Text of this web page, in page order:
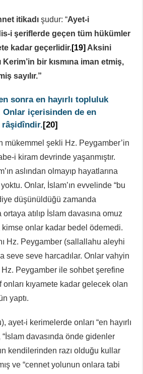
itikadı şudur: “Ayet-i
i şeriflerde geçen tüm hükümler
kadar geçerlidir.[19] Aksini
Kerim’in bir kısmına iman etmiş,
sayılır.”
sonra en hayırlı topluluk
Onlar içerisinden de en
râşidîndir.[20]
mükemmel şekli Hz. Peygamber’in
i kiram devrinde yaşanmıştır.
aslından olmayıp hayatlarına
Onlar, İslam’ın evvelinde “bu
düşünüldüğü zamanda
atılıp İslam davasına omuz
kimse onlar kadar bedel ödemedi.
Hz. Peygamber (sallallahu aleyhi
seve seve harcadılar. Onlar vahyin
Peygamber ile sohbet şerefine
kıyamete kadar gelecek olan
yaptı.
ayet-i kerimelerde onları “en hayırlı
“İslam davasında önde gidenler
kendilerinden razı olduğu kullar
ve “cennet yolunun onlara tabi